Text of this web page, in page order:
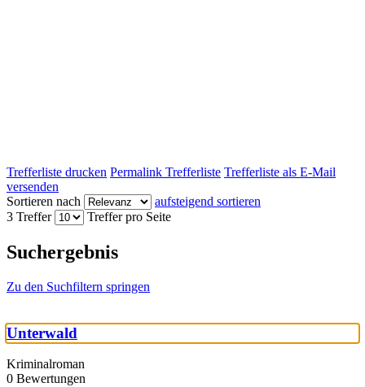
Trefferliste drucken Permalink Trefferliste Trefferliste als E-Mail
versenden
Sortieren nach
aufsteigend sortieren
3 Treffer
Treffer pro Seite
Suchergebnis
Zu den Suchfiltern springen
Unterwald
Kriminalroman
0 Bewertungen